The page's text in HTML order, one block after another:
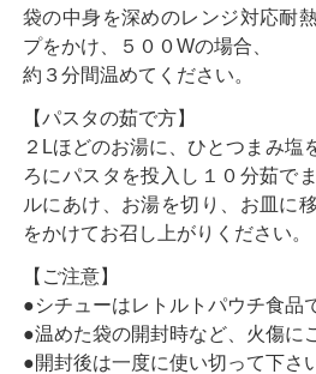
袋の中身を深めのレンジ対応耐
プをかけ、５００Wの場合、
約３分間温めてください。
【パスタの茹で方】
２Lほどのお湯に、ひとつまみ塩
ろにパスタを投入し１０分茹で
ルにあけ、お湯を切り、お皿に
をかけてお召し上がりください。
【ご注意】
●シチューはレトルトパウチ食品
●温めた袋の開封時など、火傷に
●開封後は一度に使い切って下さ